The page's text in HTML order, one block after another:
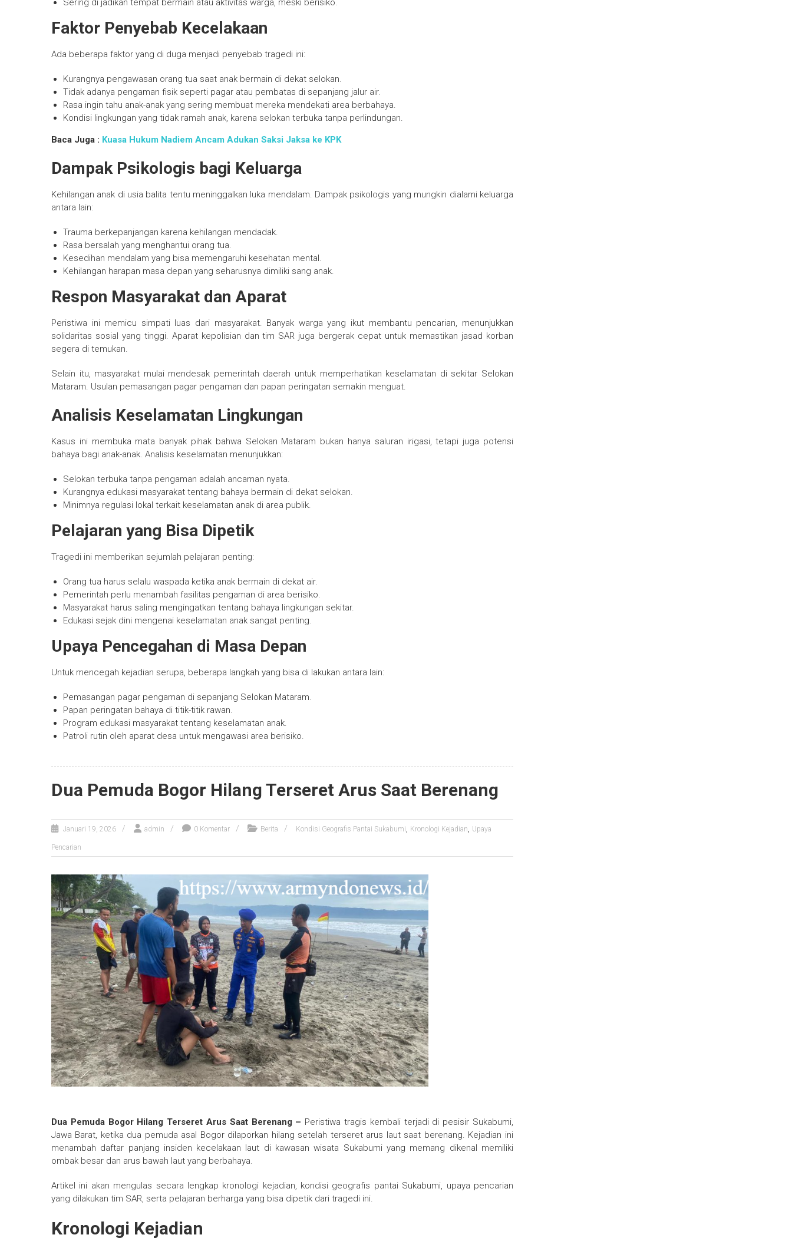
Sering di jadikan tempat bermain atau aktivitas warga, meski berisiko.
Faktor Penyebab Kecelakaan
Ada beberapa faktor yang di duga menjadi penyebab tragedi ini:
Kurangnya pengawasan orang tua saat anak bermain di dekat selokan.
Tidak adanya pengaman fisik seperti pagar atau pembatas di sepanjang jalur air.
Rasa ingin tahu anak-anak yang sering membuat mereka mendekati area berbahaya.
Kondisi lingkungan yang tidak ramah anak, karena selokan terbuka tanpa perlindungan.
Baca Juga : Kuasa Hukum Nadiem Ancam Adukan Saksi Jaksa ke KPK
Dampak Psikologis bagi Keluarga
Kehilangan anak di usia balita tentu meninggalkan luka mendalam. Dampak psikologis yang mungkin dialami keluarga
antara lain:
Trauma berkepanjangan karena kehilangan mendadak.
Rasa bersalah yang menghantui orang tua.
Kesedihan mendalam yang bisa memengaruhi kesehatan mental.
Kehilangan harapan masa depan yang seharusnya dimiliki sang anak.
Respon Masyarakat dan Aparat
Peristiwa ini memicu simpati luas dari masyarakat. Banyak warga yang ikut membantu pencarian, menunjukkan
solidaritas sosial yang tinggi. Aparat kepolisian dan tim SAR juga bergerak cepat untuk memastikan jasad korban
segera di temukan.
Selain itu, masyarakat mulai mendesak pemerintah daerah untuk memperhatikan keselamatan di sekitar Selokan
Mataram. Usulan pemasangan pagar pengaman dan papan peringatan semakin menguat.
Analisis Keselamatan Lingkungan
Kasus ini membuka mata banyak pihak bahwa Selokan Mataram bukan hanya saluran irigasi, tetapi juga potensi
bahaya bagi anak-anak. Analisis keselamatan menunjukkan:
Selokan terbuka tanpa pengaman adalah ancaman nyata.
Kurangnya edukasi masyarakat tentang bahaya bermain di dekat selokan.
Minimnya regulasi lokal terkait keselamatan anak di area publik.
Pelajaran yang Bisa Dipetik
Tragedi ini memberikan sejumlah pelajaran penting:
Orang tua harus selalu waspada ketika anak bermain di dekat air.
Pemerintah perlu menambah fasilitas pengaman di area berisiko.
Masyarakat harus saling mengingatkan tentang bahaya lingkungan sekitar.
Edukasi sejak dini mengenai keselamatan anak sangat penting.
Upaya Pencegahan di Masa Depan
Untuk mencegah kejadian serupa, beberapa langkah yang bisa di lakukan antara lain:
Pemasangan pagar pengaman di sepanjang Selokan Mataram.
Papan peringatan bahaya di titik-titik rawan.
Program edukasi masyarakat tentang keselamatan anak.
Patroli rutin oleh aparat desa untuk mengawasi area berisiko.
Dua Pemuda Bogor Hilang Terseret Arus Saat Berenang
Januari 19, 2026 admin 0 Komentar Berita Kondisi Geografis Pantai Sukabumi, Kronologi Kejadian, Upaya
Pencarian
Dua Pemuda Bogor Hilang Terseret Arus Saat Berenang – Peristiwa tragis kembali terjadi di pesisir Sukabumi,
Jawa Barat, ketika dua pemuda asal Bogor dilaporkan hilang setelah terseret arus laut saat berenang. Kejadian ini
menambah daftar panjang insiden kecelakaan laut di kawasan wisata Sukabumi yang memang dikenal memiliki
ombak besar dan arus bawah laut yang berbahaya.
Artikel ini akan mengulas secara lengkap kronologi kejadian, kondisi geografis pantai Sukabumi, upaya pencarian
yang dilakukan tim SAR, serta pelajaran berharga yang bisa dipetik dari tragedi ini.
Kronologi Kejadian